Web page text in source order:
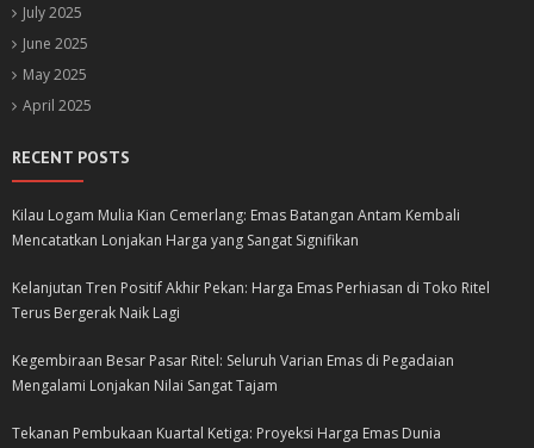
July 2025
June 2025
May 2025
April 2025
RECENT POSTS
Kilau Logam Mulia Kian Cemerlang: Emas Batangan Antam Kembali
Mencatatkan Lonjakan Harga yang Sangat Signifikan
Kelanjutan Tren Positif Akhir Pekan: Harga Emas Perhiasan di Toko Ritel
Terus Bergerak Naik Lagi
Kegembiraan Besar Pasar Ritel: Seluruh Varian Emas di Pegadaian
Mengalami Lonjakan Nilai Sangat Tajam
Tekanan Pembukaan Kuartal Ketiga: Proyeksi Harga Emas Dunia